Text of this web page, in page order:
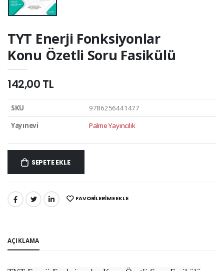
TYT Enerji Fonksiyonlar
Konu Özetli Soru Fasikülü
142,00 TL
SKU
9786256441477
Yayınevi
Palme Yayıncılık
SEPETE EKLE
PAYLAŞ: FAVORILERIME EKLE
AÇIKLAMA